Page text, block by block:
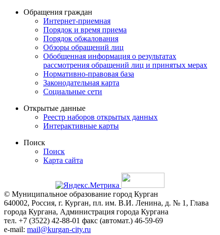
Обращения граждан
Интернет-приемная
Порядок и время приема
Порядок обжалования
Обзоры обращений лиц
Обобщенная информация о результатах
рассмотрения обращений лиц и принятых мерах
Нормативно-правовая база
Законодательная карта
Социальные сети
Открытые данные
Реестр наборов открытых данных
Интерактивные карты
Поиск
Поиск
Карта сайта
© Муниципальное образование город Курган
640002, Россия, г. Курган, пл. им. В.И. Ленина, д. № 1, Глава
города Кургана, Администрация города Кургана
тел. +7 (3522) 42-88-01 факс (автомат.) 46-59-69
e-mail: mail@kurgan-city.ru